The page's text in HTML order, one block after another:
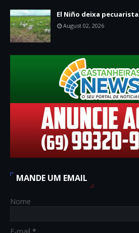
El Niño deixa
August 02, 2026
MANDE UM EMAIL
Nome